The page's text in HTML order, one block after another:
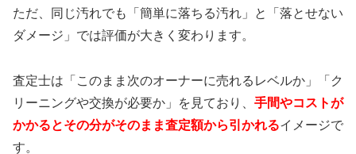
ただ、同じ汚れでも「簡単に落ちる汚れ」と「落とせない
ダメージ」では評価が大きく変わります。
査定士は「このまま次のオーナーに売れるレベルか」「ク
リーニングや交換が必要か」を見ており、 手間やコストが
かかるとその分がそのまま査定額から引かれるイメージで
す。